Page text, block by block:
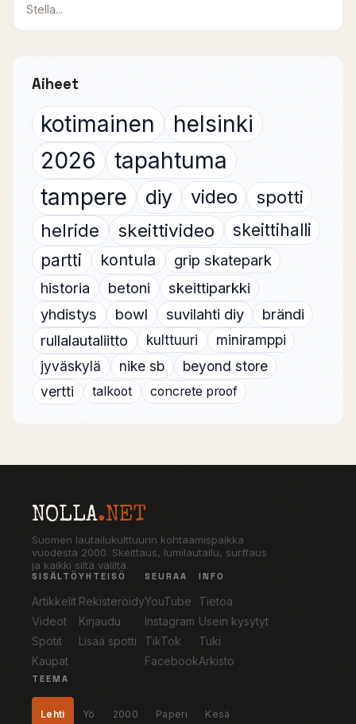
Stella...
Aiheet
kotimainen
helsinki
2026
tapahtuma
tampere
diy video
spotti
helride
skeittivideo
skeittihalli
partti
kontula
grip skatepark
historia
betoni
skeittiparkki
yhdistys
bowl suvilahti diy
brändi
rullalautaliitto
kulttuuri
miniramppi
jyväskylä
nike sb
beyond store
vertti
talkoot concrete proof
NOLLA.NET
Suomen lautailukulttuurin kohtaamispaikka
vuodesta 2000. Skeittaus, lumilautailu, surffaus
ja kaikki siltä väliltä.
SISÄLTÖ
Artikkelit
Videot
Spotit
Kaupat
YHTEISÖ
Rekisteröidy
Kirjaudu
Lisää spotti
SEURAA
YouTube
Instagram
TikTok
Facebook
INFO
Tietoa
Usein kysytyt
Tuki
Arkisto
TEEMA
Lehti Yö 2000 Paperi Kesä